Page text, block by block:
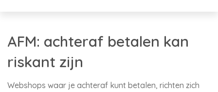
AFM: achteraf betalen kan
riskant zijn
Webshops waar je achteraf kunt betalen, richten zich